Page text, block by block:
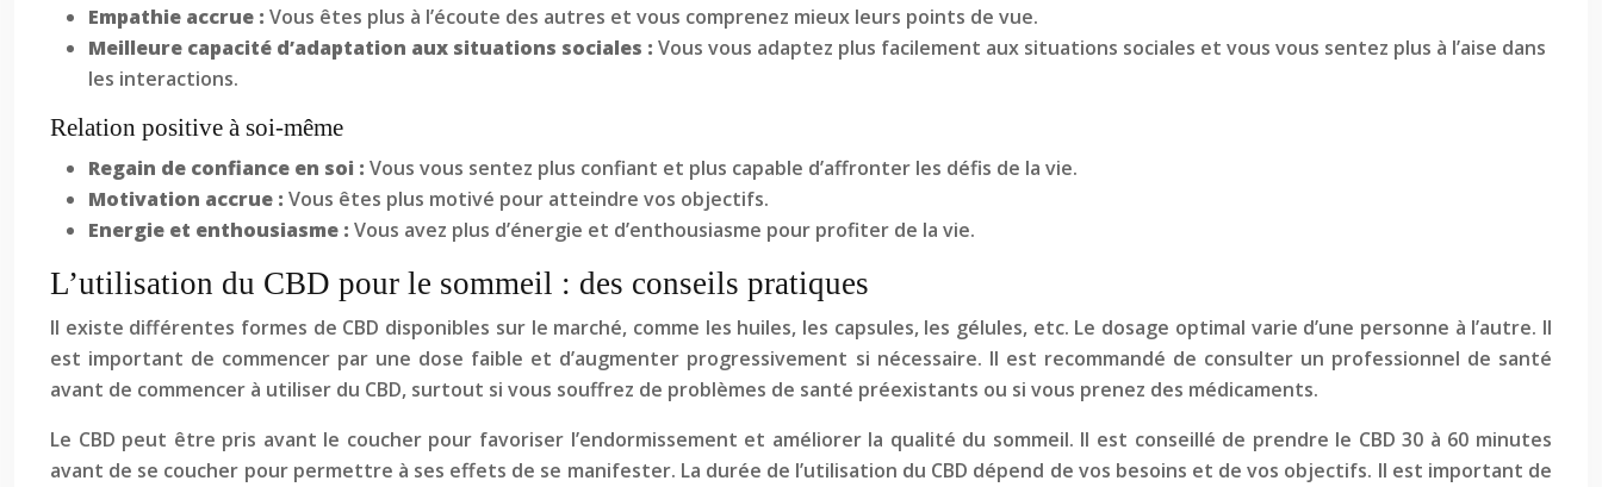
Empathie accrue : Vous êtes plus à l’écoute des autres et vous comprenez mieux leurs points de vue.
Meilleure capacité d’adaptation aux situations sociales : Vous vous adaptez plus facilement aux situations sociales et vous vous sentez plus à l’aise dans
les interactions.
Relation positive à soi-même
Regain de confiance en soi : Vous vous sentez plus confiant et plus capable d’affronter les défis de la vie.
Motivation accrue : Vous êtes plus motivé pour atteindre vos objectifs.
Energie et enthousiasme : Vous avez plus d’énergie et d’enthousiasme pour profiter de la vie.
L’utilisation du CBD pour le sommeil : des conseils pratiques
Il existe différentes formes de CBD disponibles sur le marché, comme les huiles, les capsules, les gélules, etc. Le dosage optimal varie d’une personne à l’autre. Il
est important de commencer par une dose faible et d’augmenter progressivement si nécessaire. Il est recommandé de consulter un professionnel de santé
avant de commencer à utiliser du CBD, surtout si vous souffrez de problèmes de santé préexistants ou si vous prenez des médicaments.
Le CBD peut être pris avant le coucher pour favoriser l’endormissement et améliorer la qualité du sommeil. Il est conseillé de prendre le CBD 30 à 60 minutes
avant de se coucher pour permettre à ses effets de se manifester. La durée de l’utilisation du CBD dépend de vos besoins et de vos objectifs. Il est important de